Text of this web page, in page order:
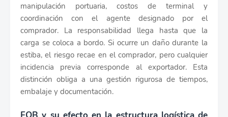
manipulación portuaria, costos de terminal y
coordinación con el agente designado por el
comprador. La responsabilidad llega hasta que la
carga se coloca a bordo. Si ocurre un daño durante la
estiba, el riesgo recae en el comprador, pero cualquier
incidencia previa corresponde al exportador. Esta
distinción obliga a una gestión rigurosa de tiempos,
embalaje y documentación.